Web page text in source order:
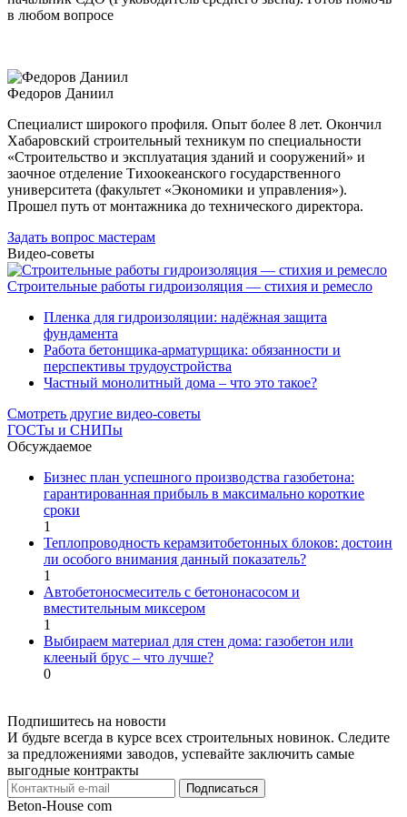
в любом вопросе
Федоров Даниил
Специалист широкого профиля. Опыт более 8 лет. Окончил
Хабаровский строительный техникум по специальности
«Строительство и эксплуатация зданий и сооружений» и
заочное отделение Тихоокеанского государственного
университета (факультет «Экономики и управления»).
Прошел путь от монтажника до технического директора.
Задать вопрос мастерам
Видео-советы
Строительные работы гидроизоляция — стихия и ремесло
Пленка для гидроизоляции: надёжная защита
фундамента
Работа бетонщика-арматурщика: обязанности и
перспективы трудоустройства
Частный монолитный дома – что это такое?
Смотреть другие видео-советы
ГОСТы и СНИПы
Обсуждаемое
Бизнес план успешного производства газобетона:
гарантированная прибыль в максимально короткие
сроки
1
Теплопроводность керамзитобетонных блоков: достоин
ли особого внимания данный показатель?
1
Автобетоносмеситель с бетононасосом и
вместительным миксером
1
Выбираем материал для стен дома: газобетон или
клееный брус – что лучше?
0
Подпишитесь на новости
И будьте всегда в курсе всех строительных новинок. Следите
за предложениями заводов, успевайте заключить самые
выгодные контракты
Подписаться
Beton-House com